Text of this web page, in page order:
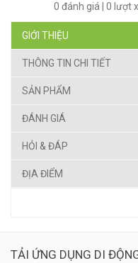
0 đánh giá 0 lượt
GIỚI THIỆU
THÔNG TIN CHI TIẾT
SẢN PHẨM
ĐÁNH GIÁ
HỎI & ĐÁP
ĐỊA ĐIỂM
TẢI ỨNG DỤNG DI